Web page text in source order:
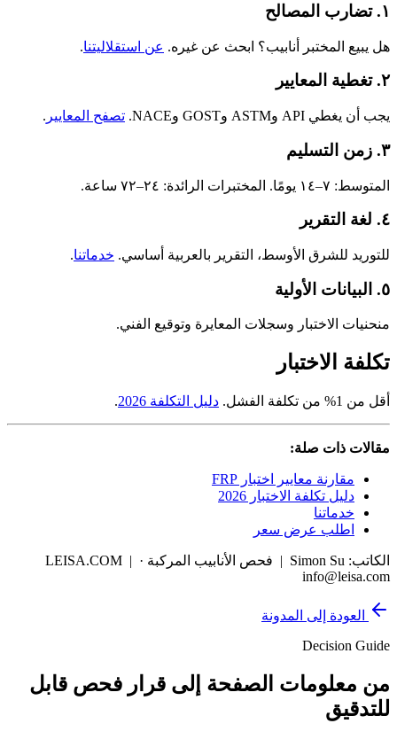
١. تضارب المصالح
هل يبيع المختبر أنابيب؟ ابحث عن غيره. عن استقلاليتنا.
٢. تغطية المعايير
يجب أن يغطي API وASTM وGOST وNACE. تصفح المعايير .
٣. زمن التسليم
المتوسط: ٧–١٤ يومًا. المختبرات الرائدة: ٢٤–٧٢ ساعة.
٤. لغة التقرير
للتوريد للشرق الأوسط، التقرير بالعربية أساسي. خدماتنا.
٥. البيانات الأولية
منحنيات الاختبار وسجلات المعايرة وتوقيع الفني.
تكلفة الاختبار
أقل من 1% من تكلفة الفشل. دليل التكلفة 2026 .
مقالات ذات صلة:
مقارنة معايير اختبار FRP
دليل تكلفة الاختبار 2026
خدماتنا
اطلب عرض سعر
الكاتب: Simon Su | فحص الأنابيب المركبة · LEISA.COM |
info@leisa.com
العودة إلى المدونة
Decision Guide
من معلومات الصفحة إلى قرار فحص قابل
للتدقيق